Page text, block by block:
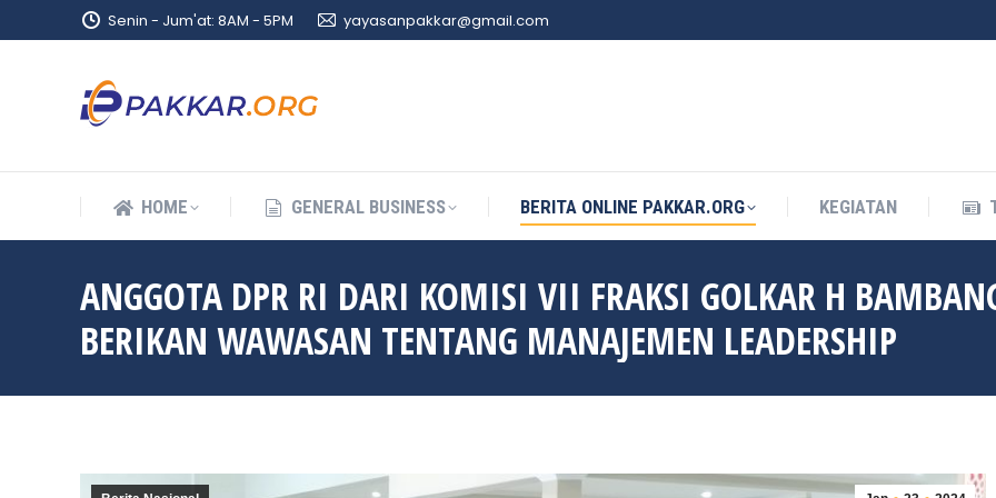
Senin - Jum'at: 8AM - 5PM yayasanpakkar@gmail.com
HOME GENERAL BUSINESS BERITA ONLINE PAKKAR.ORG KEGIATAN
ANGGOTA DPR RI DARI KOMISI VII FRAKSI GOLKAR H
BERIKAN WAWASAN TENTANG MANAJEMEN LEADERSHIP
HOME GENERAL BUSINESS BERITA ONLINE PAKKAR.ORG KEGIATAN